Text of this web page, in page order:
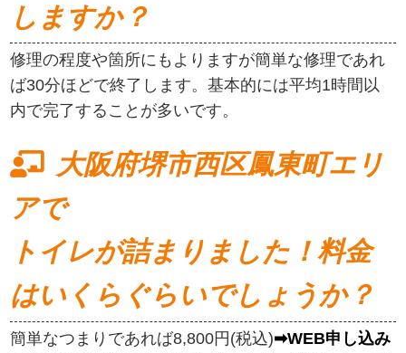
しますか？
修理の程度や箇所にもよりますが簡単な修理であれ
ば30分ほどで終了します。基本的には平均1時間以
内で完了することが多いです。
大阪府堺市西区鳳東町エリ
アで
トイレが詰まりました！料金
はいくらぐらいでしょうか？
簡単なつまりであれば8,800円(税込)➡WEB申し込み